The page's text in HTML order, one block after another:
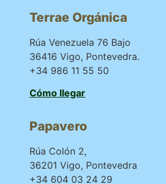
Terrae Orgánica
Rúa Venezuela 76 Bajo
36416 Vigo, Pontevedra.
+34 986 11 55 50
Cómo llegar
Papavero
Rúa Colón 2,
36201 Vigo, Pontevedra
+34 604 03 24 29